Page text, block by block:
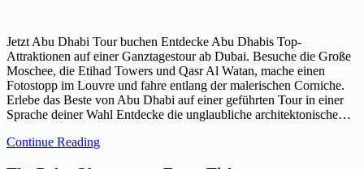
Jetzt Abu Dhabi Tour buchen Entdecke Abu Dhabis Top-
Attraktionen auf einer Ganztagestour ab Dubai. Besuche die Große
Moschee, die Etihad Towers und Qasr Al Watan, mache einen
Fotostopp im Louvre und fahre entlang der malerischen Corniche.
Erlebe das Beste von Abu Dhabi auf einer geführten Tour in einer
Sprache deiner Wahl Entdecke die unglaubliche architektonische…
Continue Reading